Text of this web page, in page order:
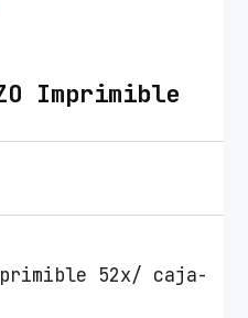
Imprimible
52x/ caja-